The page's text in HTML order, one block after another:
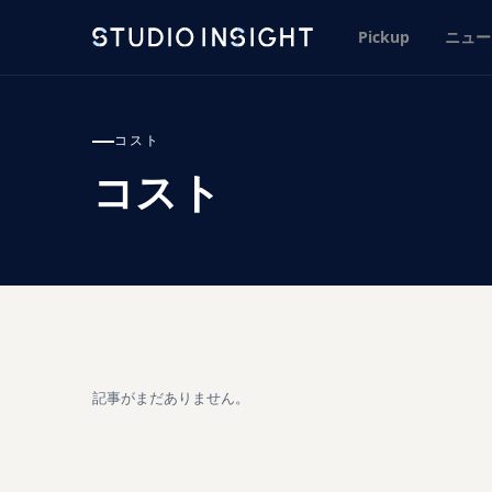
Pickup ニュ
コスト
コスト
記事がまだありません。